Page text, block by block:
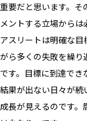
重要だと思います。そ
メントする立場からは
アスリートは明確な
がら多くの失敗を繰
です。目標に到達でき
結果が出ない日々が続
成長が見えるのです。